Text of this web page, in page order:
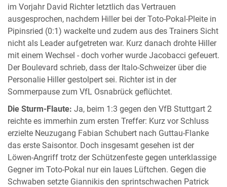
im Vorjahr David Richter letztlich das Vertrauen
ausgesprochen, nachdem Hiller bei der Toto-Pokal-Pleite in
Pipinsried (0:1) wackelte und zudem aus des Trainers Sicht
nicht als Leader aufgetreten war. Kurz danach drohte Hiller
mit einem Wechsel - doch vorher wurde Jacobacci gefeuert.
Der Boulevard schrieb, dass der Italo-Schweizer über die
Personalie Hiller gestolpert sei. Richter ist in der
Sommerpause zum VfL Osnabrück geflüchtet.
Die Sturm-Flaute: Ja, beim 1:3 gegen den VfB Stuttgart 2
reichte es immerhin zum ersten Treffer: Kurz vor Schluss
erzielte Neuzugang Fabian Schubert nach Guttau-Flanke
das erste Saisontor. Doch insgesamt gesehen ist der
Löwen-Angriff trotz der Schützenfeste gegen unterklassige
Gegner im Toto-Pokal nur ein laues Lüftchen. Gegen die
Schwaben setzte Giannikis den sprintschwachen Patrick